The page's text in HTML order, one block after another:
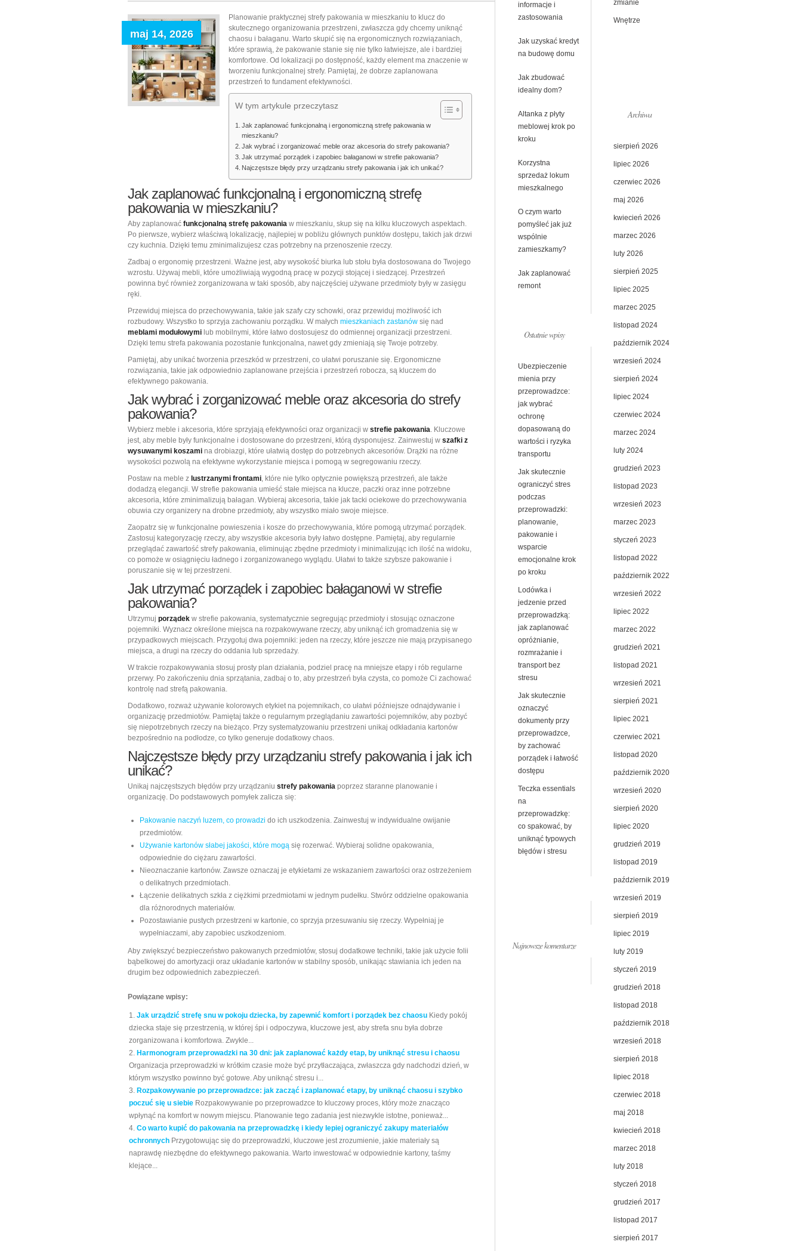
i
pakowania
maj 14, 2026
Planowanie praktycznej strefy pakowania w mieszkaniu to klucz do
skutecznego organizowania przestrzeni, zwłaszcza gdy chcemy uniknąć
chaosu i bałaganu. Warto skupić się na ergonomicznych rozwiązaniach,
które sprawią, że pakowanie stanie się nie tylko łatwiejsze, ale i bardziej
komfortowe. Od lokalizacji po dostępność, każdy element ma znaczenie w
tworzeniu funkcjonalnej strefy. Pamiętaj, że dobrze zaplanowana
przestrzeń to fundament efektywności.
W tym artykule przeczytasz
Jak zaplanować funkcjonalną i ergonomiczną strefę pakowania w
mieszkaniu?
Jak wybrać i zorganizować meble oraz akcesoria do strefy pakowania?
Jak utrzymać porządek i zapobiec bałaganowi w strefie pakowania?
Najczęstsze błędy przy urządzaniu strefy pakowania i jak ich unikać?
Jak zaplanować funkcjonalną i ergonomiczną strefę
pakowaniaw mieszkaniu?
Aby zaplanować funkcjonalną strefę pakowania w mieszkaniu, skup się na kilku kluczowych aspektach.
Po pierwsze, wybierz właściwą lokalizację, najlepiej w pobliżu głównych punktów dostępu, takich jak drzwi
czy kuchnia. Dzięki temu zminimalizujesz czas potrzebny na przenoszenie rzeczy.
Zadbaj o ergonomię przestrzeni. Ważne jest, aby wysokość biurka lub stołu była dostosowana do Twojego
wzrostu. Używaj mebli, które umożliwiają wygodną pracę w pozycji stojącej i siedzącej. Przestrzeń
powinna być również zorganizowana w taki sposób, aby najczęściej używane przedmioty były w zasięgu
ręki.
Przewiduj miejsca do przechowywania, takie jak szafy czy schowki, oraz przewiduj możliwość ich
rozbudowy. Wszystko to sprzyja zachowaniu porządku. W małych mieszkaniach zastanów się nad
meblami modułowymi lub mobilnymi, które łatwo dostosujesz do odmiennej organizacji przestrzeni.
Dzięki temu strefa pakowania pozostanie funkcjonalna, nawet gdy zmieniają się Twoje potrzeby.
Pamiętaj, aby unikać tworzenia przeszkód w przestrzeni, co ułatwi poruszanie się. Ergonomiczne
rozwiązania, takie jak odpowiednio zaplanowane przejścia i przestrzeń robocza, są kluczem do
efektywnego pakowania.
Jak wybrać i zorganizować meble oraz akcesoria do strefy
pakowania?
Wybierz meble i akcesoria, które sprzyjają efektywności oraz organizacji w strefie pakowania. Kluczowe
jest, aby meble były funkcjonalne i dostosowane do przestrzeni, którą dysponujesz. Zainwestuj w szafki z
wysuwanymi koszami na drobiazgi, które ułatwią dostęp do potrzebnych akcesoriów. Drążki na różne
wysokości pozwolą na efektywne wykorzystanie miejsca i pomogą w segregowaniu rzeczy.
Postaw na meble z lustrzanymi frontami, które nie tylko optycznie powiększą przestrzeń, ale także
dodadzą elegancji. W strefie pakowania umieść stałe miejsca na klucze, paczki oraz inne potrzebne
akcesoria, które zminimalizują bałagan. Wybieraj akcesoria, takie jak tacki ociekowe do przechowywania
obuwia czy organizery na drobne przedmioty, aby wszystko miało swoje miejsce.
Zaopatrz się w funkcjonalne powieszenia i kosze do przechowywania, które pomogą utrzymać porządek.
Zastosuj kategoryzację rzeczy, aby wszystkie akcesoria były łatwo dostępne. Pamiętaj, aby regularnie
przeglądać zawartość strefy pakowania, eliminując zbędne przedmioty i minimalizując ich ilość na widoku,
co pomoże w osiągnięciu ładnego i zorganizowanego wyglądu. Ułatwi to także szybsze pakowanie i
poruszanie się w tej przestrzeni.
Jak utrzymać porządek i zapobiec bałaganowi w strefie
pakowania?
Utrzymuj porządek w strefie pakowania, systematycznie segregując przedmioty i stosując oznaczone
pojemniki. Wyznacz określone miejsca na rozpakowywane rzeczy, aby uniknąć ich gromadzenia się w
przypadkowych miejscach. Przygotuj dwa pojemniki: jeden na rzeczy, które jeszcze nie mają przypisanego
miejsca, a drugi na rzeczy do oddania lub sprzedaży.
W trakcie rozpakowywania stosuj prosty plan działania, podziel pracę na mniejsze etapy i rób regularne
przerwy. Po zakończeniu dnia sprzątania, zadbaj o to, aby przestrzeń była czysta, co pomoże Ci zachować
kontrolę nad strefą pakowania.
Dodatkowo, rozważ używanie kolorowych etykiet na pojemnikach, co ułatwi późniejsze odnajdywanie i
organizację przedmiotów. Pamiętaj także o regularnym przeglądaniu zawartości pojemników, aby pozbyć
się niepotrzebnych rzeczy na bieżąco. Przy systematyzowaniu przestrzeni unikaj odkładania kartonów
bezpośrednio na podłodze, co tylko generuje dodatkowy chaos.
Najczęstsze błędy przy urządzaniu strefy pakowania i jak ich
unikać?
Unikaj najczęstszych błędów przy urządzaniu strefy pakowania poprzez staranne planowanie i
organizację. Do podstawowych pomyłek zalicza się:
Pakowanie naczyń luzem, co prowadzi do ich uszkodzenia. Zainwestuj w indywidualne owijanie
przedmiotów.
Używanie kartonów słabej jakości, które mogą się rozerwać. Wybieraj solidne opakowania,
odpowiednie do ciężaru zawartości.
Nieoznaczanie kartonów. Zawsze oznaczaj je etykietami ze wskazaniem zawartości oraz ostrzeżeniem
o delikatnych przedmiotach.
Łączenie delikatnych szkła z ciężkimi przedmiotami w jednym pudełku. Stwórz oddzielne opakowania
dla różnorodnych materiałów.
Pozostawianie pustych przestrzeni w kartonie, co sprzyja przesuwaniu się rzeczy. Wypełniaj je
wypełniaczami, aby zapobiec uszkodzeniom.
Aby zwiększyć bezpieczeństwo pakowanych przedmiotów, stosuj dodatkowe techniki, takie jak użycie folii
bąbelkowej do amortyzacji oraz układanie kartonów w stabilny sposób, unikając stawiania ich jeden na
drugim bez odpowiednich zabezpieczeń.
Powiązane wpisy:
Jak urządzić strefę snu w pokoju dziecka, by zapewnić komfort i porządek bez chaosu Kiedy pokój
dziecka staje się przestrzenią, w której śpi i odpoczywa, kluczowe jest, aby strefa snu była dobrze
zorganizowana i komfortowa. Zwykle...
Harmonogram przeprowadzki na 30 dni: jak zaplanować każdy etap, by uniknąć stresu i chaosu
Organizacja przeprowadzki w krótkim czasie może być przytłaczająca, zwłaszcza gdy nadchodzi dzień, w
którym wszystko powinno być gotowe. Aby uniknąć stresu i...
Rozpakowywanie po przeprowadzce: jak zacząć i zaplanować etapy, by uniknąć chaosu i szybko
poczuć się u siebie Rozpakowywanie po przeprowadzce to kluczowy proces, który może znacząco
wpłynąć na komfort w nowym miejscu. Planowanie tego zadania jest niezwykle istotne, ponieważ...
Co warto kupić do pakowania na przeprowadzkę i kiedy lepiej ograniczyć zakupy materiałów
ochronnych Przygotowując się do przeprowadzki, kluczowe jest zrozumienie, jakie materiały są
naprawdę niezbędne do efektywnego pakowania. Warto inwestować w odpowiednie kartony, taśmy
klejące...
informacje i
zastosowania
Jak uzyskać kredyt
na budowę domu
Jak zbudować
idealny dom?
Altanka z płyty
meblowej krok po
kroku
Korzystna
sprzedaż lokum
mieszkalnego
O czym warto
pomyśleć jak już
wspólnie
zamieszkamy?
Jak zaplanować
remont
Ostatnie wpisy
Ubezpieczenie
mienia przy
przeprowadzce:
jak wybrać
ochronę
dopasowaną do
wartości i ryzyka
transportu
Jak skutecznie
ograniczyć stres
podczas
przeprowadzki:
planowanie,
pakowanie i
wsparcie
emocjonalne krok
po kroku
Lodówka i
jedzenie przed
przeprowadzką:
jak zaplanować
opróżnianie,
rozmrażanie i
transport bez
stresu
Jak skutecznie
oznaczyć
dokumenty przy
przeprowadzce,
by zachować
porządek i łatwość
dostępu
Teczka essentials
na
przeprowadzkę:
co spakować, by
uniknąć typowych
błędów i stresu
Najnowsze komentarze
zmianie
Wnętrze
Archiwa
sierpień 2026
lipiec 2026
czerwiec 2026
maj 2026
kwiecień 2026
marzec 2026
luty 2026
sierpień 2025
lipiec 2025
marzec 2025
listopad 2024
październik 2024
wrzesień 2024
sierpień 2024
lipiec 2024
czerwiec 2024
marzec 2024
luty 2024
grudzień 2023
listopad 2023
wrzesień 2023
marzec 2023
styczeń 2023
listopad 2022
październik 2022
wrzesień 2022
lipiec 2022
marzec 2022
grudzień 2021
listopad 2021
wrzesień 2021
sierpień 2021
lipiec 2021
czerwiec 2021
listopad 2020
październik 2020
wrzesień 2020
sierpień 2020
lipiec 2020
grudzień 2019
listopad 2019
październik 2019
wrzesień 2019
sierpień 2019
lipiec 2019
luty 2019
styczeń 2019
grudzień 2018
listopad 2018
październik 2018
wrzesień 2018
sierpień 2018
lipiec 2018
czerwiec 2018
maj 2018
kwiecień 2018
marzec 2018
luty 2018
styczeń 2018
grudzień 2017
listopad 2017
sierpień 2017